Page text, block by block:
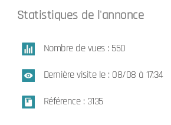
Statistiques de l'annonce
Nombre de vues : 550
Dernière visite le : 08/08 à 17:34
Référence : 3135